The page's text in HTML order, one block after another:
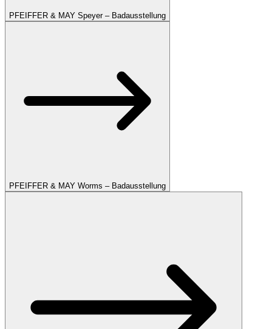
PFEIFFER & MAY Speyer – Badausstellung
PFEIFFER & MAY Worms – Badausstellung